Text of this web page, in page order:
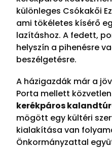
különleges Csókakői
ami tökéletes kísérő
lazításhoz. A fedett,
helyszín a pihenésre
beszélgetésre.
A házigazdák már a
Porta mellett
kerékpáros
mögött egy kültéri
kialakítása van
Önkormányzattal